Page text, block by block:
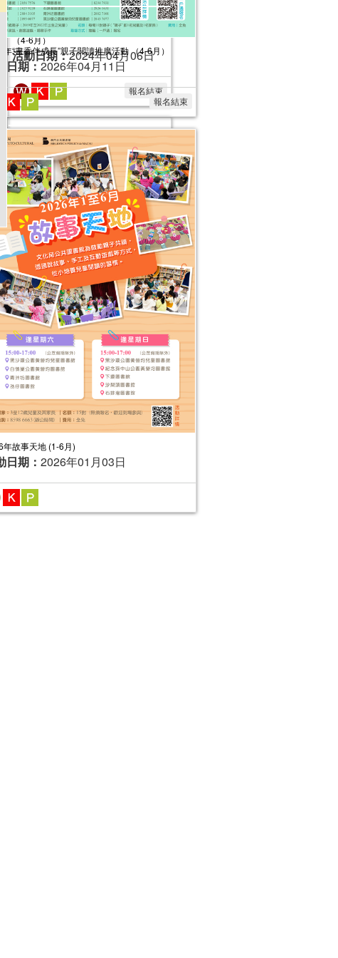
年“書香伴成長”親子閱讀推廣活動 （4-6月）
日期：2026年04月11日
報名結束
年故事天地 (1-6月)
日期： 2026年01月03日
2024年“書香伴成長”親子閲讀推廣活動
（4-6月）
活動日期：2024年04月06日
報名結束